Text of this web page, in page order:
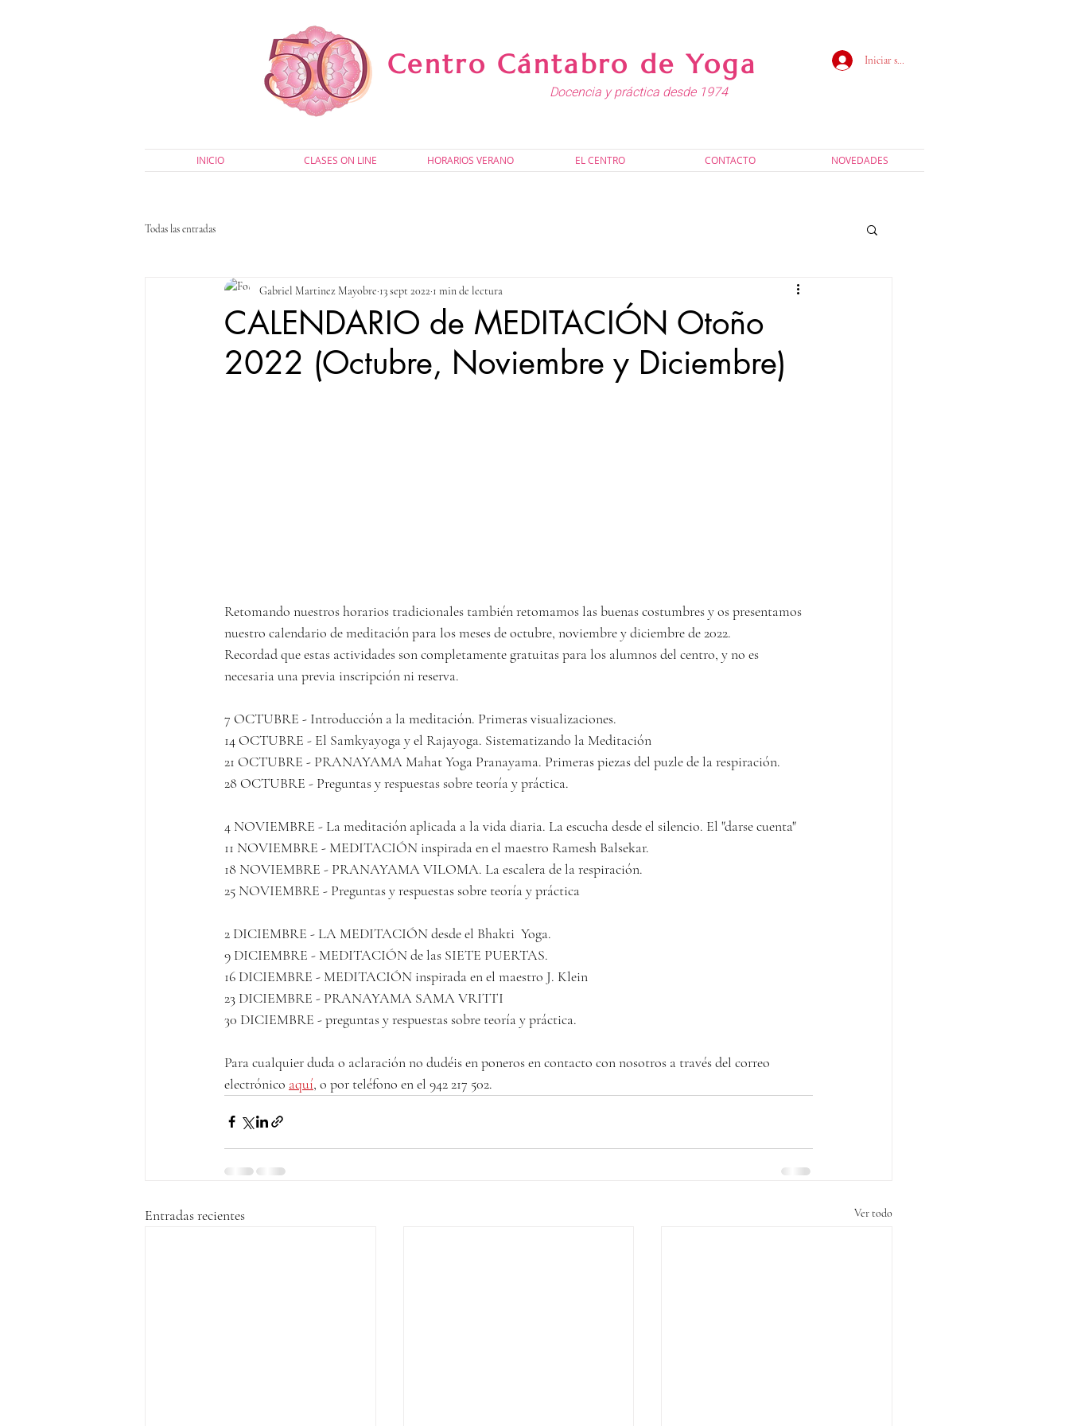
Centro Cántabro de Yoga
Docencia y práctica desde 1974
Iniciar sesión
INICIO CLASES ON LINE HORARIOS VERANO EL CENTRO CONTACTO NOVEDADES
Todas las entradas
CALENDARIO de MEDITACIÓN Otoño
2022 (Octubre, Noviembre y Diciembre)
Gabriel Martinez Mayobre 13 sept 2022 1 min de lectura
Retomando nuestros horarios tradicionales también retomamos las buenas costumbres y os presentamos
nuestro calendario de meditación para los meses de octubre, noviembre y diciembre de 2022.
Recordad que estas actividades son completamente gratuitas para los alumnos del centro, y no es
necesaria una previa inscripción ni reserva.
7 OCTUBRE - Introducción a la meditación. Primeras visualizaciones.
14 OCTUBRE - El Samkyayoga y el Rajayoga. Sistematizando la Meditación
21 OCTUBRE - PRANAYAMA Mahat Yoga Pranayama. Primeras piezas del puzle de la respiración.
28 OCTUBRE - Preguntas y respuestas sobre teoría y práctica.
4 NOVIEMBRE - La meditación aplicada a la vida diaria. La escucha desde el silencio. El "darse cuenta"
11 NOVIEMBRE - MEDITACIÓN inspirada en el maestro Ramesh Balsekar.
18 NOVIEMBRE - PRANAYAMA VILOMA. La escalera de la respiración.
25 NOVIEMBRE - Preguntas y respuestas sobre teoría y práctica
2 DICIEMBRE - LA MEDITACIÓN desde el Bhakti  Yoga.
9 DICIEMBRE - MEDITACIÓN de las SIETE PUERTAS.
16 DICIEMBRE - MEDITACIÓN inspirada en el maestro J. Klein
23 DICIEMBRE - PRANAYAMA SAMA VRITTI
30 DICIEMBRE - preguntas y respuestas sobre teoría y práctica.
Para cualquier duda o aclaración no dudéis en poneros en contacto con nosotros a través del correo
electrónico aquí, o por teléfono en el 942 217 502.
Entradas recientes Ver todo